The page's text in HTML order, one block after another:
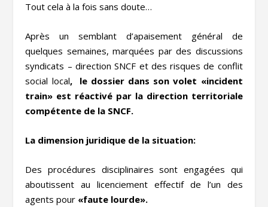
Tout cela à la fois sans doute…
Après un semblant d’apaisement général de
quelques semaines, marquées par des discussions
syndicats – direction SNCF et des risques de conflit
social local, le dossier dans son volet «incident
train» est réactivé par la direction territoriale
compétente de la SNCF.
La dimension juridique de la situation:
Des procédures disciplinaires sont engagées qui
aboutissent au licenciement effectif de l’un des
agents pour «faute lourde».